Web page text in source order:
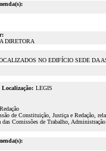
DIRETORA
NO EDIFÍCIO SEDE DA
Localização: LEGIS
de Constituição, Justiça e Redação,
Comissões de Trabalho,